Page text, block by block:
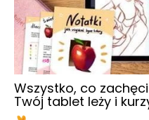
Wszystko, co
Twój tablet leży i